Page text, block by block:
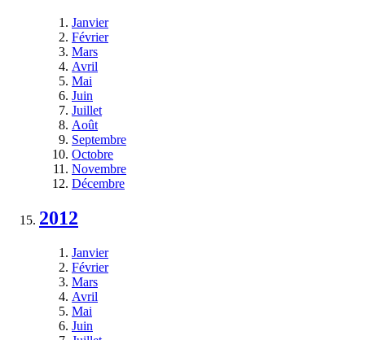
Janvier
Février
Mars
Avril
Mai
Juin
Juillet
Août
Septembre
Octobre
Novembre
Décembre
2012
Janvier
Février
Mars
Avril
Mai
Juin